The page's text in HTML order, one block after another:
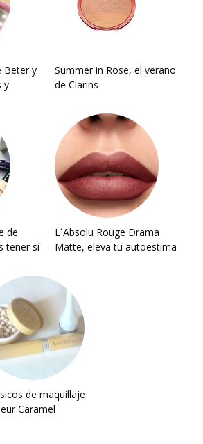
Beter y
y
Summer in Rose, el verano
de Clarins
de
tener sí
L´Absolu Rouge Drama
Matte, eleva tu autoestima
de maquillaje
Caramel